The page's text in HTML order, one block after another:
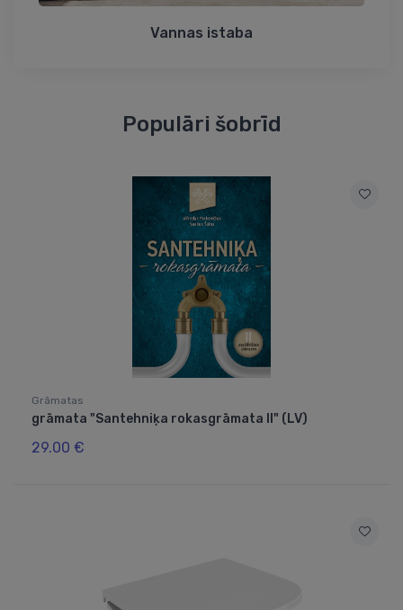
Vannas istaba
Populāri šobrīd
Grāmatas
grāmata "Santehniķa rokasgrāmata II" (LV)
29.00 €